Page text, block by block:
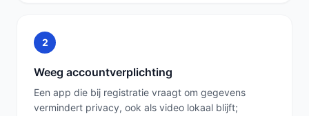
2
Weeg accountverplichting
Een app die bij registratie vraagt om gegevens
vermindert privacy, ook als video lokaal blijft;